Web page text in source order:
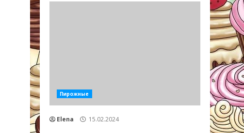
Пирожные
Elena 15.02.2024